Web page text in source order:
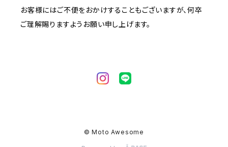
お客様にはご不便をおかけすることもございますが、何卒
ご理解賜りますようお願い申し上げます。
© Moto Awesome